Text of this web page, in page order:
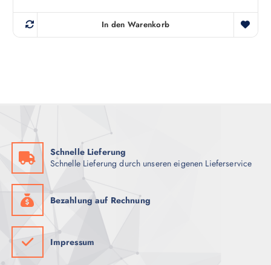
In den Warenkorb
Schnelle Lieferung
Schnelle Lieferung durch unseren eigenen Lieferservice
Bezahlung auf Rechnung
Impressum